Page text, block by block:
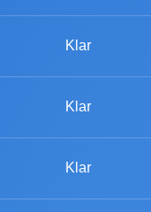
Klar
Klar
Klar